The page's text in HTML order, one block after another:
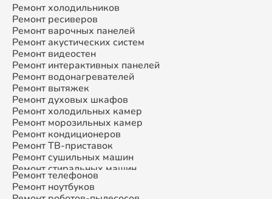
Ремонт холодильников
Ремонт ресиверов
Ремонт варочных панелей
Ремонт акустических систем
Ремонт видеостен
Ремонт интерактивных панелей
Ремонт водонагревателей
Ремонт вытяжек
Ремонт духовых шкафов
Ремонт холодильных камер
Ремонт морозильных камер
Ремонт кондиционеров
Ремонт ТВ-приставок
Ремонт сушильных машин
Ремонт стиральных машин
Ремонт микроволновых печей
Ремонт смарт-часов
Ремонт телефонов
Ремонт ноутбуков